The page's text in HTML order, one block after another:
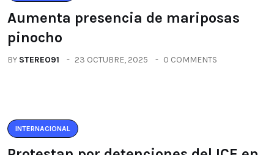
Aumenta presencia de mariposas
pinocho
BY STEREO91 23 OCTUBRE, 2025 0 COMMENTS
INTERNACIONAL